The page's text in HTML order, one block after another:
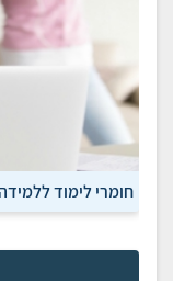
חומרי לימוד